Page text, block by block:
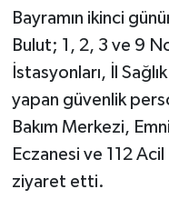
Bayramın ikinci
Bulut; 1, 2, 3 ve 9
İstasyonları, İl
yapan güvenlik
Bakım Merkezi,
Eczanesi ve 112
ziyaret etti.